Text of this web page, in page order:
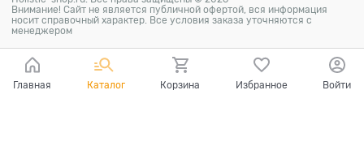
Внимание! Сайт не является публичной офертой, вся информация
носит справочный характер. Все условия заказа уточняются с
менеджером
Главная Каталог Корзина Избранное Войти